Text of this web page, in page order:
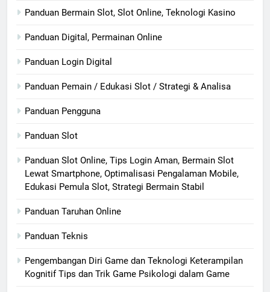
Panduan Bermain Slot, Slot Online, Teknologi Kasino
Panduan Digital, Permainan Online
Panduan Login Digital
Panduan Pemain / Edukasi Slot / Strategi & Analisa
Panduan Pengguna
Panduan Slot
Panduan Slot Online, Tips Login Aman, Bermain Slot
Lewat Smartphone, Optimalisasi Pengalaman Mobile,
Edukasi Pemula Slot, Strategi Bermain Stabil
Panduan Taruhan Online
Panduan Teknis
Pengembangan Diri Game dan Teknologi Keterampilan
Kognitif Tips dan Trik Game Psikologi dalam Game